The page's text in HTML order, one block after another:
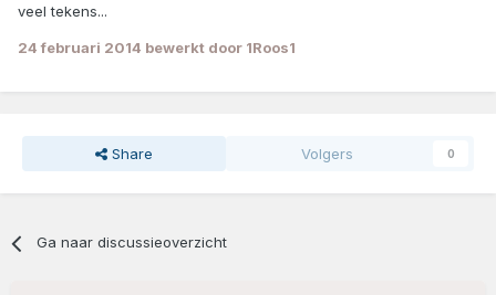
veel tekens...
24 februari 2014 bewerkt door 1Roos1
Share Volgers 0
Ga naar discussieoverzicht